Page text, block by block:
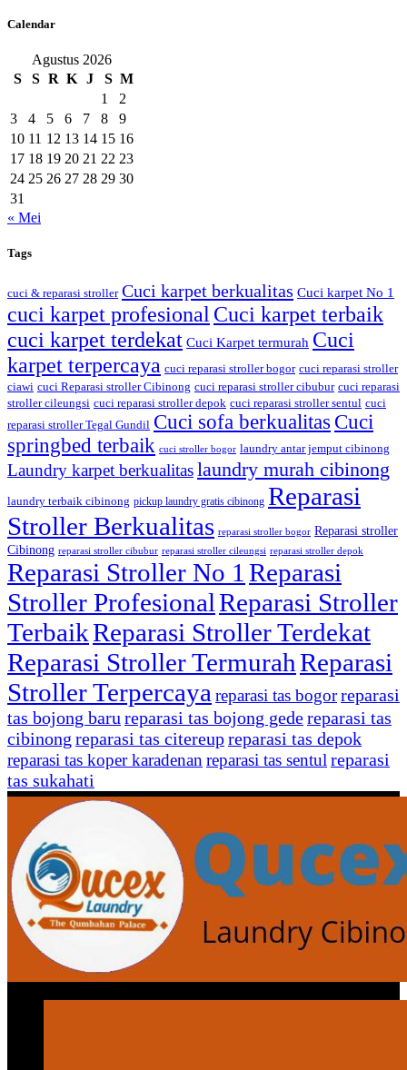
Calendar
Agustus 2026
S
S R K J S M
1
2
3
4 5 6 7 8
9
10 11 12 13 14 15 16
17 18 19 20 21 22 23
24 25 26 27 28 29 30
31
« Mei
Tags
cuci & reparasi stroller Cuci karpet berkualitas Cuci karpet No 1
cuci karpet profesional Cuci karpet terbaik
cuci karpet terdekat Cuci Karpet termurah Cuci
karpet terpercaya cuci reparasi stroller bogor cuci reparasi stroller
ciawi cuci Reparasi stroller Cibinong cuci reparasi stroller cibubur cuci reparasi
stroller cileungsi cuci reparasi stroller depok cuci reparasi stroller sentul cuci
reparasi stroller Tegal Gundil Cuci sofa berkualitas Cuci
springbed terbaik cuci stroller bogor laundry antar jemput cibinong
Laundry karpet berkualitaslaundry murah cibinong
laundry terbaik cibinong pickup laundry gratis cibinong Reparasi
Stroller Berkualitas reparasi stroller bogor Reparasi stroller
Cibinong reparasi stroller cibubur reparasi stroller cileungsi reparasi stroller depok
Reparasi Stroller No 1 Reparasi
Stroller ProfesionalReparasi Stroller
TerbaikReparasi Stroller Terdekat
Reparasi Stroller TermurahReparasi
Stroller Terpercaya reparasi tas bogorreparasi
tas bojong baru reparasi tas bojong gedereparasi tas
cibinong reparasi tas citereupreparasi tas depok
reparasi tas koper karadenan reparasi tas sentul reparasi
tas sukahati